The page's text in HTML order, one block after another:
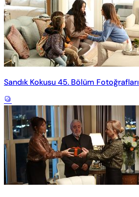
Sandık Kokusu 45. Bölüm Fotoğrafları